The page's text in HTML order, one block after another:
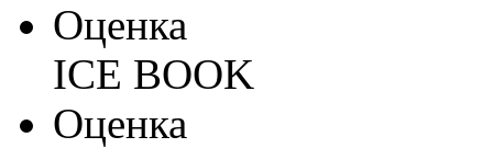
Оценка
ICE BOOK
Оценка